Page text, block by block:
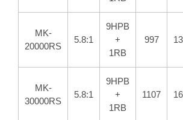
MK-
20000RS
5.8:1
9HPB
+
1RB
997
MK-
30000RS
5.8:1
9HPB
+
1RB
1107